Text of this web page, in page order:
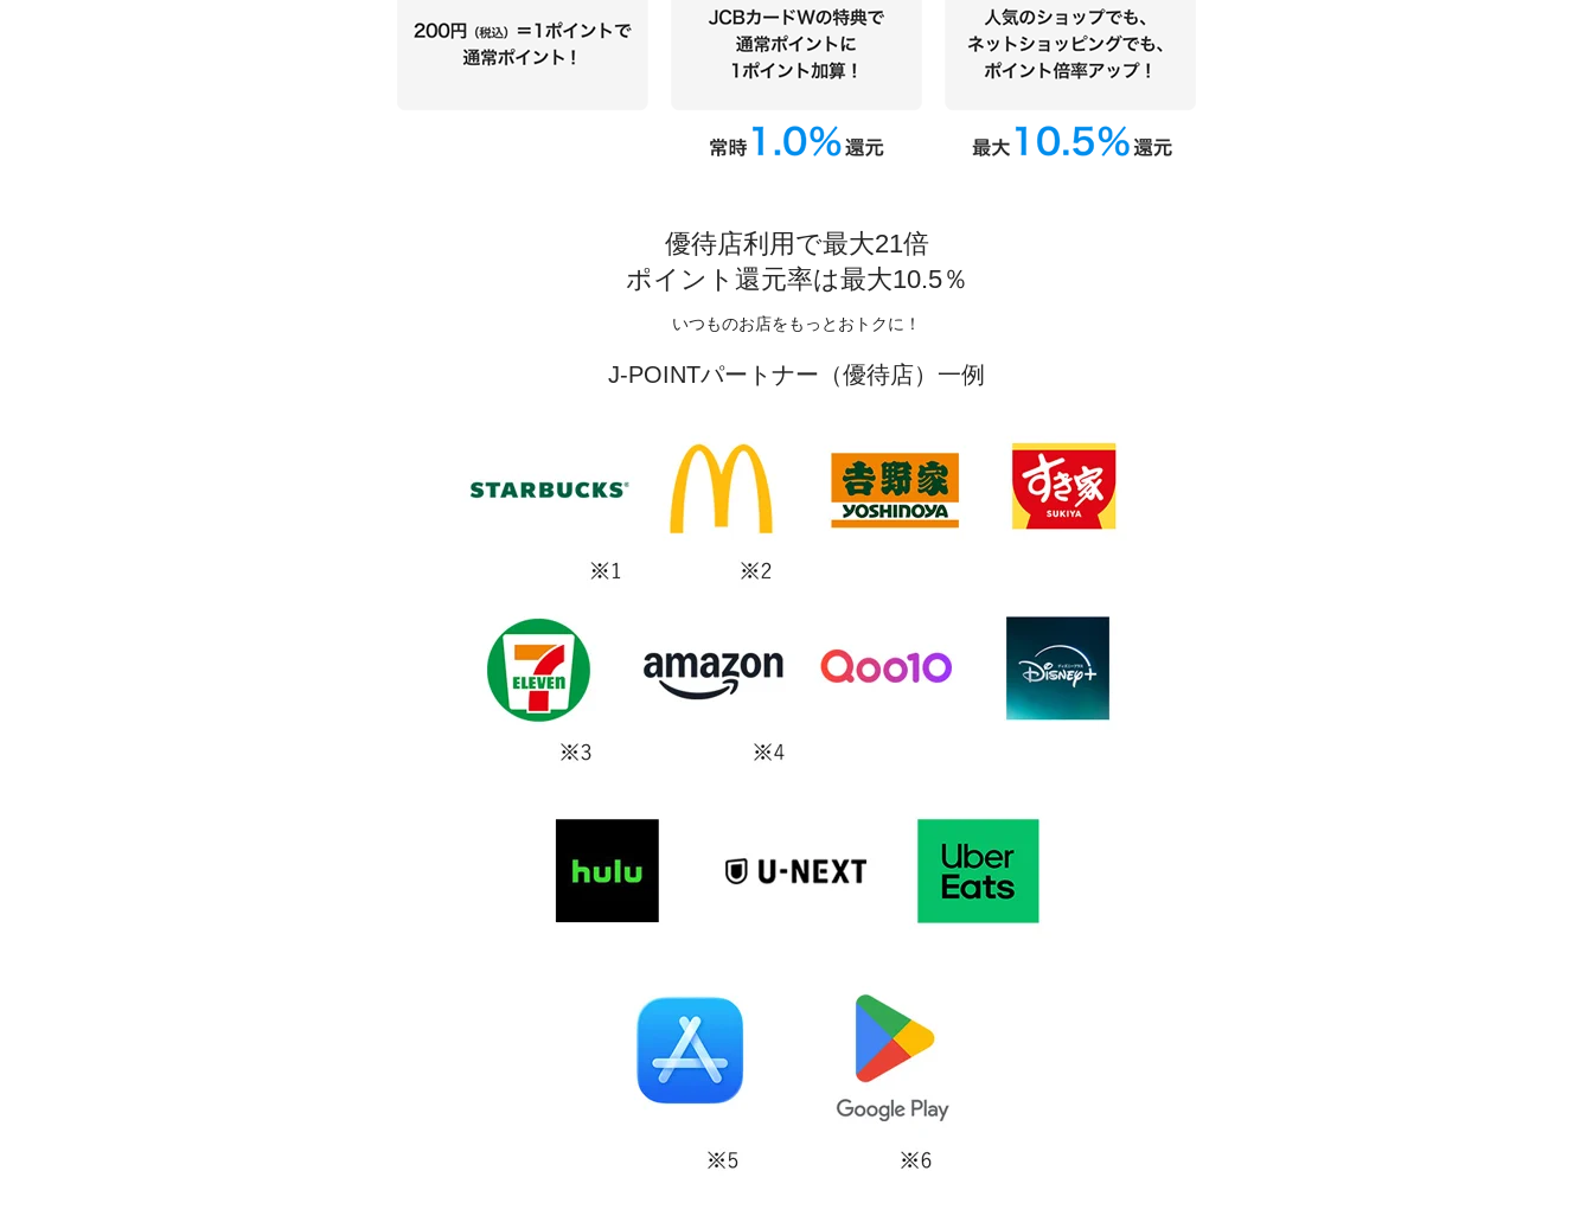
優待店利用で最大21倍
ポイント還元率は最大10.5％
いつものお店をもっとおトクに！
J-POINTパートナー（優待店）一例